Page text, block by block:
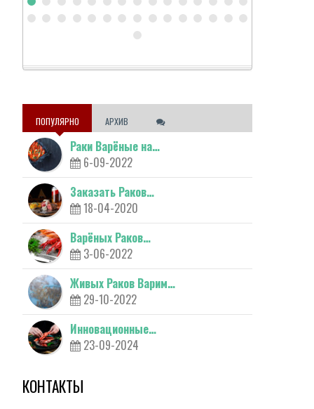
ПОПУЛЯРНО АРХИВ
Раки Варёные на…
6-09-2022
Заказать Раков…
18-04-2020
Варёных Раков…
3-06-2022
Живых Раков Варим…
29-10-2022
Инновационные…
23-09-2024
КОНТАКТЫ